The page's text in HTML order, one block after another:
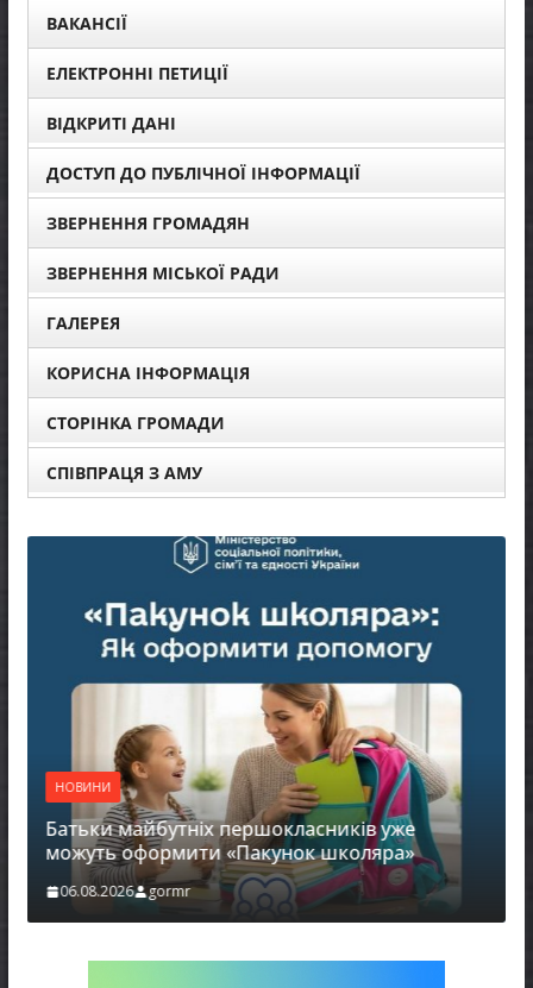
ВАКАНСІЇ
ЕЛЕКТРОННІ ПЕТИЦІЇ
ВІДКРИТІ ДАНІ
ДОСТУП ДО ПУБЛІЧНОЇ ІНФОРМАЦІЇ
ЗВЕРНЕННЯ ГРОМАДЯН
ЗВЕРНЕННЯ МІСЬКОЇ РАДИ
ГАЛЕРЕЯ
КОРИСНА ІНФОРМАЦІЯ
СТОРІНКА ГРОМАДИ
СПІВПРАЦЯ З АМУ
НОВИНИ
Батьки майбутніх першокласників уже
можуть оформити «Пакунок школяра»
06.08.2026 gormr